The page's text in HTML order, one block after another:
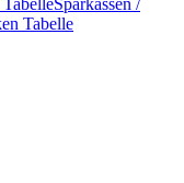
Sparkassen /
Tabelle